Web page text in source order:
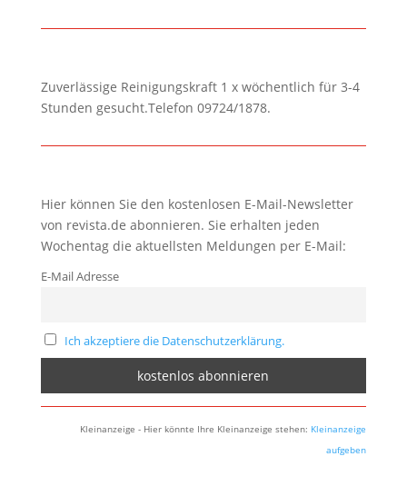
Zuverlässige Reinigungskraft 1 x wöchentlich für 3-4
Stunden gesucht.Telefon 09724/1878.
Hier können Sie den kostenlosen E-Mail-Newsletter
von revista.de abonnieren. Sie erhalten jeden
Wochentag die aktuellsten Meldungen per E-Mail:
E-Mail Adresse
Ich akzeptiere die Datenschutzerklärung.
Kleinanzeige - Hier könnte Ihre Kleinanzeige stehen: Kleinanzeige
aufgeben